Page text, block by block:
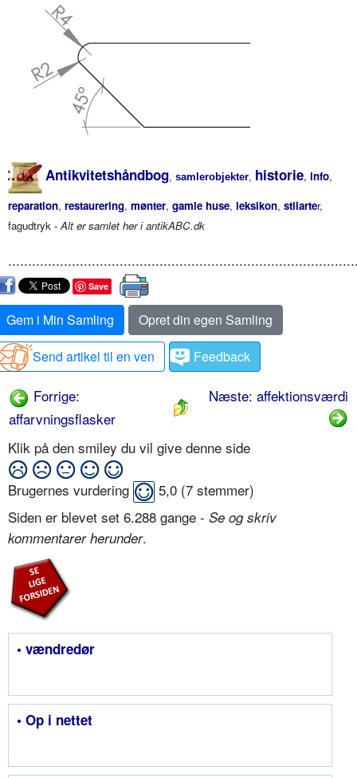
Antikvitetshåndbog samlerobjekter historie, info,
reparation, restaurering, mønter, gamle huse, leksikon, stilarter,
fagudtryk -Alt er samlet her i antikABC.dk
Save
Gem i Min Samling
Opret din egen Samling
Send artikel til en ven
Feedback
Forrige:
affarvningsflasker
Næste: affektionsværdi
Klik på den smiley du vil give denne side
Brugernes vurdering 5,0 (7 stemmer)
Siden er blevet set 6.288 gange - Se og skriv
kommentarer herunder.
• vændredør
• Op i nettet